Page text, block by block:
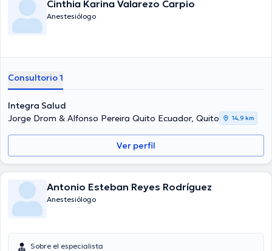
Cinthia Karina Valarezo Carpio
Anestesiólogo
Consultorio 1
Integra Salud
Jorge Drom & Alfonso Pereira Quito Ecuador, Quito
14,9 km
Ver perfil
Antonio Esteban Reyes Rodríguez
Anestesiólogo
Sobre el especialista